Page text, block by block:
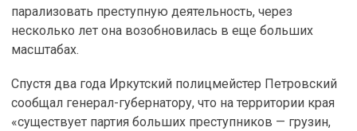
парализовать преступную деятельность, через
несколько лет она возобновилась в еще больших
масштабах.
Спустя два года Иркутский полицмейстер Петровский
сообщал генерал-губернатору, что на территории края
«существует партия больших преступников — грузин,